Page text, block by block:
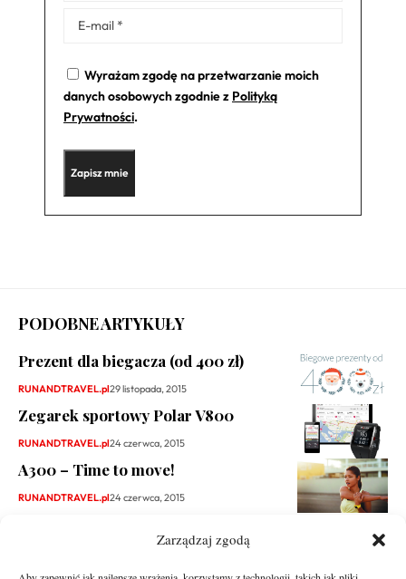
Zarządzaj zgodą
Wyrażam zgodę na przetwarzanie moich
danych osobowych zgodnie z Polityką
Prywatności.
PODOBNE ARTYKUŁY
Prezent dla biegacza (od 400 zł)
RUNANDTRAVEL.pl29 listopada, 2015
Zegarek sportowy Polar V800
RUNANDTRAVEL.pl24 czerwca, 2015
A300 – Time to move!
RUNANDTRAVEL.pl24 czerwca, 2015